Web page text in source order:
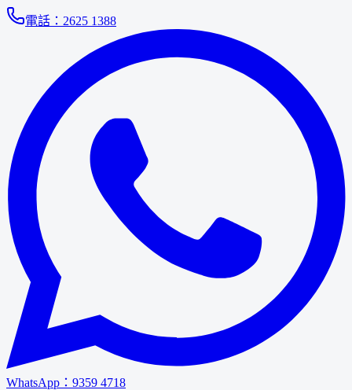
電話： 2625 1388
WhatsApp： 9359 4718